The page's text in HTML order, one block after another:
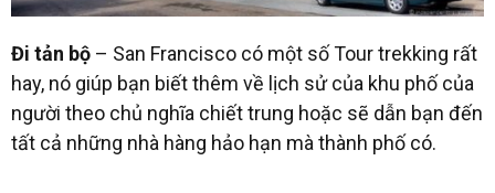
Đi tản bộ – San Francisco có một số Tour trekking rất
hay, nó giúp bạn biết thêm về lịch sử của khu phố của
người theo chủ nghĩa chiết trung hoặc sẽ dẫn bạn đến
tất cả những nhà hàng hảo hạn mà thành phố có.